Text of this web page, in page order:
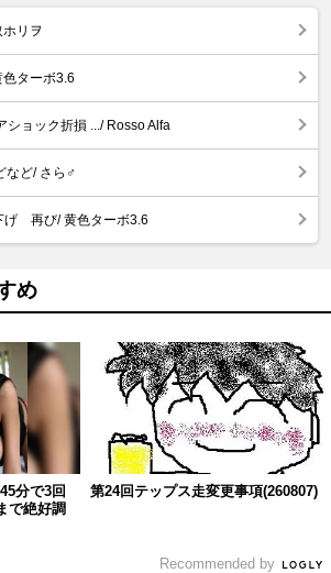
リヲ
ターボ3.6
ショック折損 .../ Rosso Alfa
など/ さら♂
げ 再び/ 黄色ターボ3.6
め
分で3回
で絶好調
第24回テップス走変更事項(260807)
Recommended by